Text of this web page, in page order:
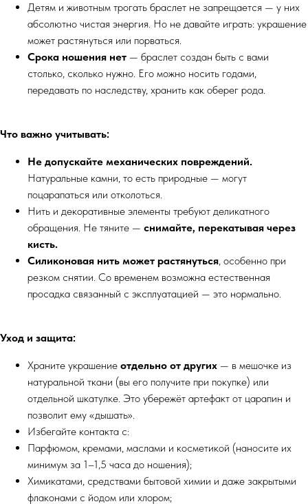
Детям и животным трогать браслет не запрещается — у них
абсолютно чистая энергия. Но не давайте играть: украшение
может растянуться или порваться.
Срока ношения нет — браслет создан быть с вами
столько, сколько нужно. Его можно носить годами,
передавать по наследству, хранить как оберег рода.
Что важно учитывать:
Не допускайте механических повреждений.
Натуральные камни, то есть природные — могут
поцарапаться или отколоться.
Нить и декоративные элементы требуют деликатного
обращения. Не тяните — снимайте, перекатывая через
кисть.
Силиконовая нить может растянуться, особенно при
резком снятии. Со временем возможна естественная
просадка связанный с эксплуатацией — это нормально.
Уход и защита:
Храните украшение отдельно от других — в мешочке из
натуральной ткани (вы его получите при покупке) или
отдельной шкатулке. Это убережёт артефакт от царапин и
позволит ему «дышать».
Избегайте контакта с:
Парфюмом, кремами, маслами и косметикой (наносите их
минимум за 1–1,5 часа до ношения);
Химикатами, средствами бытовой химии и даже закрытыми
флаконами с йодом или хлором;